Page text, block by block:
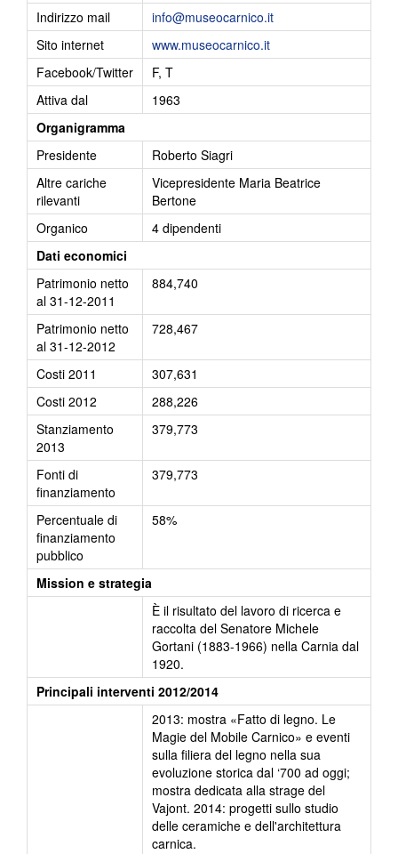
Indirizzo mail
info@museocarnico.it
Sito internet
www.museocarnico.it
Facebook/Twitter
F, T
Attiva dal
1963
Organigramma
Presidente
Roberto Siagri
Altre cariche
rilevanti
Vicepresidente Maria Beatrice
Bertone
Organico
4 dipendenti
Dati economici
Patrimonio netto
al 31-12-2011
884,740
Patrimonio netto
al 31-12-2012
728,467
Costi 2011
307,631
Costi 2012
288,226
Stanziamento
2013
379,773
Fonti di
finanziamento
379,773
Percentuale di
finanziamento
pubblico
58%
Mission e strategia
È il risultato del lavoro di ricerca e
raccolta del Senatore Michele
Gortani (1883-1966) nella Carnia dal
1920.
Principali interventi 2012/2014
2013: mostra «Fatto di legno. Le
Magie del Mobile Carnico» e eventi
sulla filiera del legno nella sua
evoluzione storica dal ‘700 ad oggi;
mostra dedicata alla strage del
Vajont. 2014: progetti sullo studio
delle ceramiche e dell'architettura
carnica.